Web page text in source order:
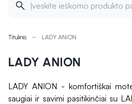
Įveskite ieškomo produkto
Titulinis LADY ANION
LADY ANION
LADY ANION - komfortiškai
saugiai ir savimi pasitikinčiai su